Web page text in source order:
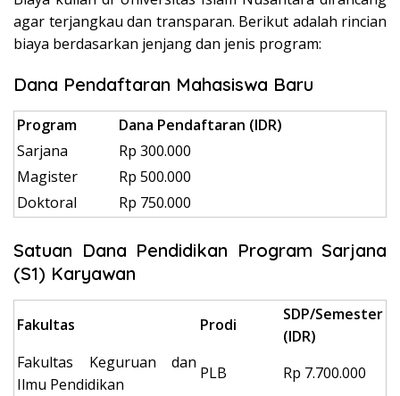
agar terjangkau dan transparan. Berikut adalah rincian
biaya berdasarkan jenjang dan jenis program:
Dana Pendaftaran Mahasiswa Baru
Program
Dana Pendaftaran (IDR)
Sarjana
Rp 300.000
Magister
Rp 500.000
Doktoral
Rp 750.000
Satuan Dana Pendidikan Program Sarjana
(S1) Karyawan
Fakultas Prodi
SDP/Semester
(IDR)
Fakultas Keguruan dan
Ilmu Pendidikan
PLB
Rp 7.700.000